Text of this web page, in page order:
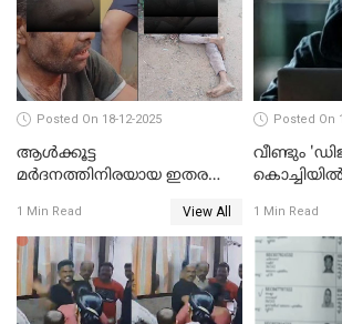
Posted On 18-12-2025
ആൾക്കൂട്ട
മർദനത്തിനിരയായ ഇതര
നടുക്കുന്ന സംഭവം
വാളയാറിൽ
1 Min Read View All
Posted On
വീണ്ടും
കോടി രൂപ
1 Min Read